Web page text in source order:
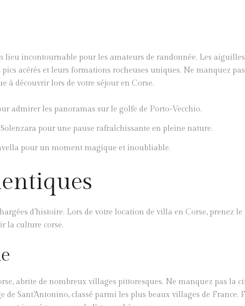
lieu incontournable pour les amateurs de randonnée. Les
acérés et leurs formations rocheuses uniques. Ne manquez
à découvrir lors de votre séjour en Corse.
admirer les panoramas sur le golfe de Porto-Vecchio.
pour une pause rafraîchissante en pleine nature.
pour un moment magique et inoubliable.
d’histoire. Lors de votre location de villa en Corse, prenez le
la culture corse.
abrite de nombreux villages pittoresques. Ne manquez pas la
Sant’Antonino, classé parmi les plus beaux villages de France.